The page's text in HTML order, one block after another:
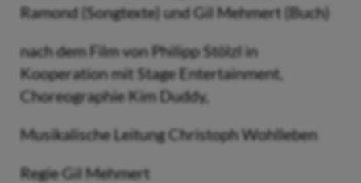
Ramond (Songtexte) und Gil Mehmert (Buch)
nach dem Film von Philipp Stölzl in
Kooperation mit Stage Entertainment,
Choreographie Kim Duddy,
Musikalische Leitung Christoph Wohlleben
Regie Gil Mehmert